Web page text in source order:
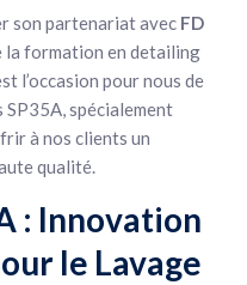
son partenariat avec FD
la formation en detailing
l’occasion pour nous de
spécialement
à nos clients un
qualité.
: Innovation
le Lavage